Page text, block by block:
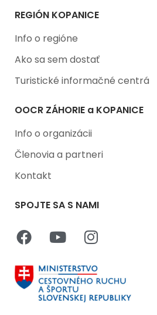
REGIÓN KOPANICE
Info o regióne
Ako sa sem dostať
Turistické informačné centrá
OOCR ZÁHORIE a KOPANICE
Info o organizácii
Členovia a partneri
Kontakt
SPOJTE SA S NAMI